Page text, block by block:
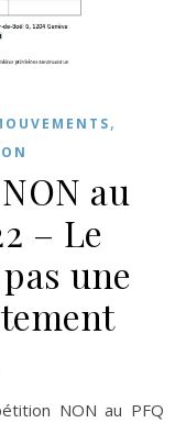
,
au
– Le
une